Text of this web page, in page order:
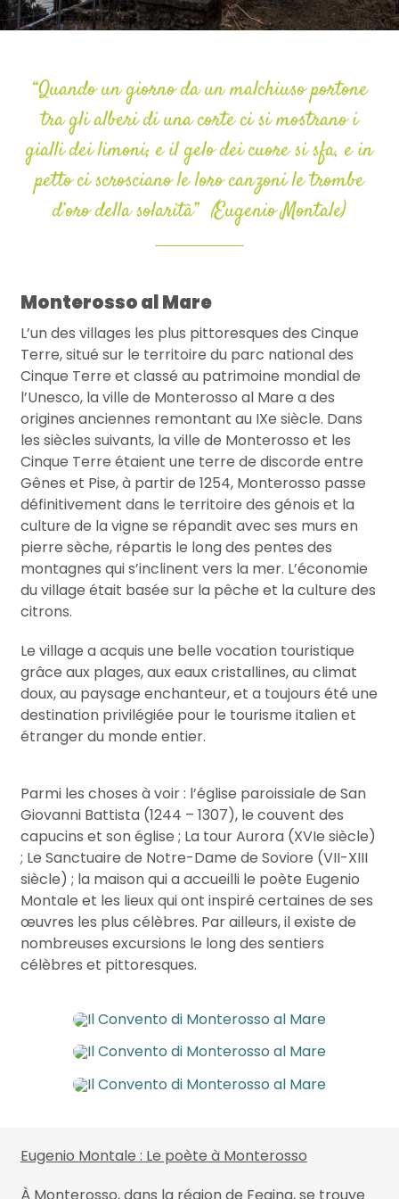
“Quando un giorno da un malchiuso portone
tra gli alberi di una corte ci si mostrano i
gialli dei limoni; e il gelo dei cuore si sfa, e in
petto ci scrosciano le loro canzoni le trombe
d’oro della solarità” (Eugenio Montale)
Monterosso al Mare
L’un des villages les plus pittoresques des Cinque
Terre, situé sur le territoire du parc national des
Cinque Terre et classé au patrimoine mondial de
l’Unesco, la ville de Monterosso al Mare a des
origines anciennes remontant au IXe siècle. Dans
les siècles suivants, la ville de Monterosso et les
Cinque Terre étaient une terre de discorde entre
Gênes et Pise, à partir de 1254, Monterosso passe
définitivement dans le territoire des génois et la
culture de la vigne se répandit avec ses murs en
pierre sèche, répartis le long des pentes des
montagnes qui s’inclinent vers la mer. L’économie
du village était basée sur la pêche et la culture des
citrons.
Le village a acquis une belle vocation touristique
grâce aux plages, aux eaux cristallines, au climat
doux, au paysage enchanteur, et a toujours été une
destination privilégiée pour le tourisme italien et
étranger du monde entier.
Parmi les choses à voir : l’église paroissiale de San
Giovanni Battista (1244 – 1307), le couvent des
capucins et son église ; La tour Aurora (XVIe siècle)
; Le Sanctuaire de Notre-Dame de Soviore (VII-XIII
siècle) ; la maison qui a accueilli le poète Eugenio
Montale et les lieux qui ont inspiré certaines de ses
œuvres les plus célèbres. Par ailleurs, il existe de
nombreuses excursions le long des sentiers
célèbres et pittoresques.
Eugenio Montale : Le poète à Monterosso
À Monterosso, dans la région de Fegina, se trouve